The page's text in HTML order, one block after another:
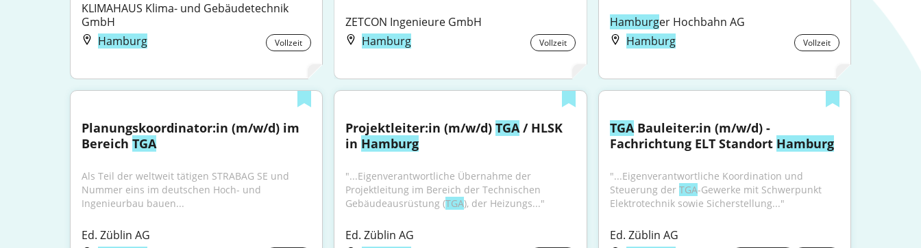
KLIMAHAUS Klima- und Gebäudetechnik
GmbH
Hamburg
Vollzeit
ZETCON Ingenieure GmbH
Hamburg
Vollzeit
Hamburger Hochbahn AG
Hamburg
Vollzeit
Planungskoordinator:in (m/w/d) im
Bereich TGA
Als Teil der weltweit tätigen STRABAG SE und
Nummer eins im deutschen Hoch- und
Ingenieurbau bauen...
Ed. Züblin AG
Projektleiter:in (m/w/d) TGA / HLSK
in Hamburg
"...Eigenverantwortliche Übernahme der
Projektleitung im Bereich der Technischen
Gebäudeausrüstung (TGA), der Heizungs..."
Ed. Züblin AG
TGA Bauleiter:in (m/w/d) -
Fachrichtung ELT Standort Hamburg
"...Eigenverantwortliche Koordination und
Steuerung der TGA-Gewerke mit Schwerpunkt
Elektrotechnik sowie Sicherstellung..."
Ed. Züblin AG